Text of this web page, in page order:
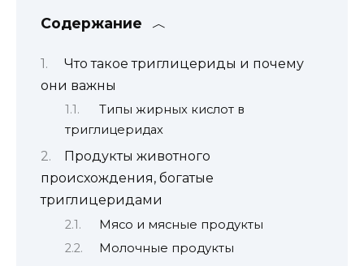
Содержание
Что такое триглицериды и почему
они важны
Типы жирных кислот в
триглицеридах
Продукты животного
происхождения, богатые
триглицеридами
Мясо и мясные продукты
Молочные продукты